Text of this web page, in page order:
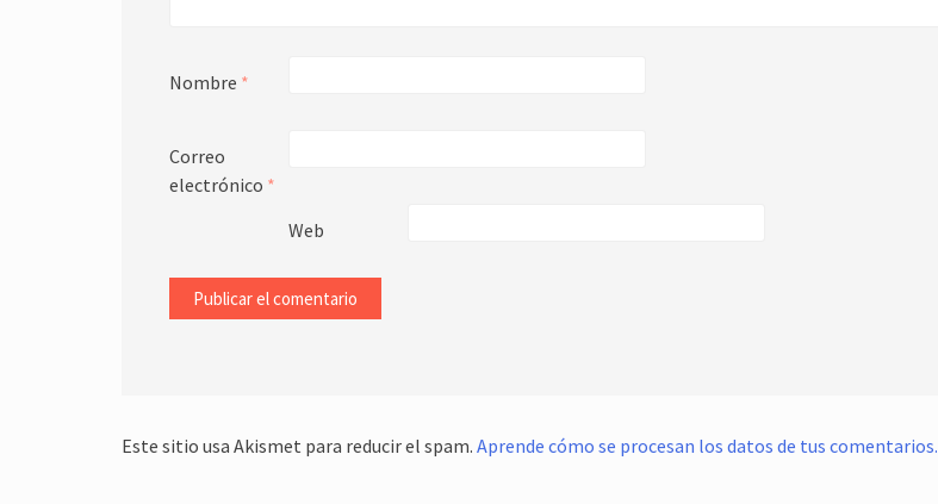
Nombre *
Correo
electrónico *
Web
Este sitio usa Akismet para reducir el spam. Aprende cómo se procesan los datos de tus comentarios.